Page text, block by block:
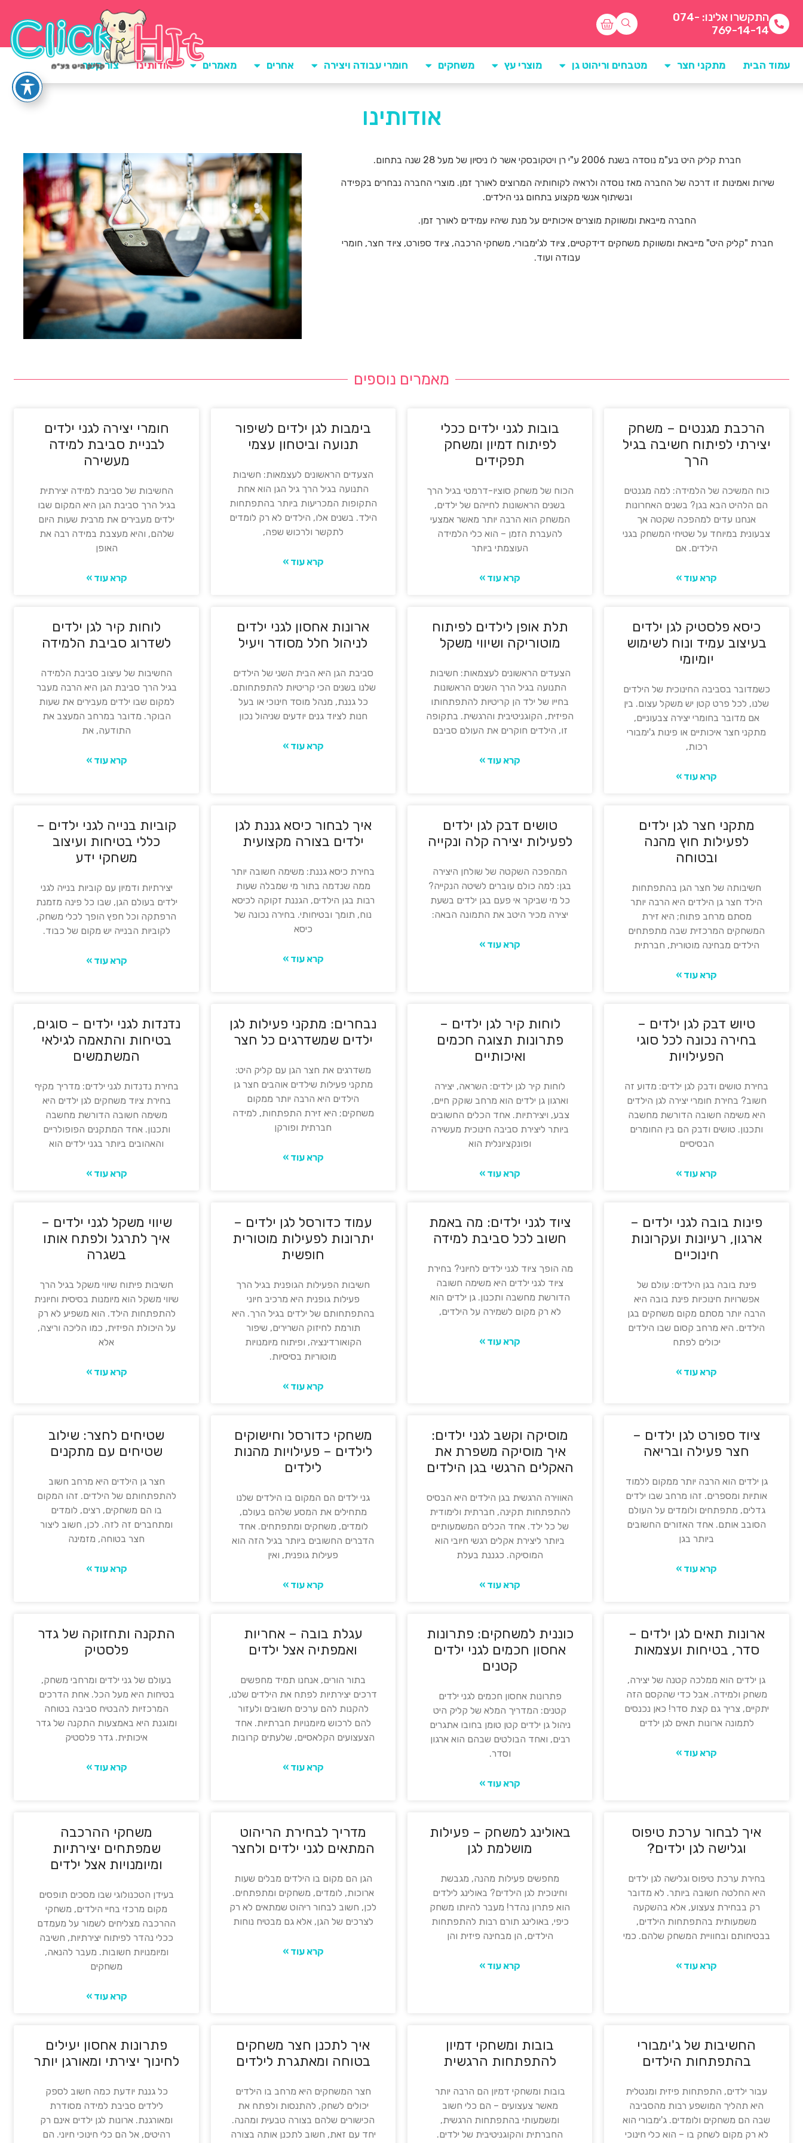
התקשרו אלינו: 074-
769-14-14
עמוד הבית מתקני חצר מטבחים וריהוט גן מוצרי עץ משחקים חומרי עבודה ויצירה אחרים מאמרים אודותינו צור קשר
אודותינו
חברת קליק היט בע"מ נוסדה בשנת 2006 ע"י רן ויטקובסקי אשר לו ניסיון של מעל 28 שנה בתחום.
שירות ואמינות זו דרכה של החברה מאז נוסדה ולראיה לקוחותיה המרוצים לאורך זמן. מוצרי החברה נבחרים בקפידה
ובשיתוף אנשי מקצוע בתחום גני הילדים.
החברה מייבאת ומשווקת מוצרים איכותיים על מנת שיהיו עמידים לאורך זמן.
חברת "קליק היט" מייבאת ומשווקת משחקים דידקטיים, ציוד לג'ימבורי, משחקי הרכבה, ציוד ספורט, ציוד חצר, חומרי
עבודה ועוד.
מאמרים נוספים
הרכבת מגנטים – משחק
יצירתי לפיתוח חשיבה בגיל
הרך
כוח המשיכה של הלמידה: למה מגנטים
הם הלהיט הבא בגן? בשנים האחרונות
אנחנו עדים למהפכה שקטה אך
צבעונית במיוחד על שטיחי המשחק בגני
הילדים. אם
קרא עוד »
בובות לגני ילדים ככלי
לפיתוח דמיון ומשחק
תפקידים
הכוח של משחק סוציו-דרמטי בגיל הרך
בשנים הראשונות לחייהם של ילדים,
המשחק הוא הרבה יותר מאשר אמצעי
להעברת הזמן – הוא כלי הלמידה
העוצמתי ביותר
קרא עוד »
בימבות לגן ילדים לשיפור
תנועה וביטחון עצמי
הצעדים הראשונים לעצמאות: חשיבות
התנועה בגיל הרך גיל הגן הוא אחת
התקופות המכריעות ביותר בהתפתחות
הילד. בשנים אלו, הילדים לא רק לומדים
לתקשר ולרכוש שפה,
קרא עוד »
חומרי יצירה לגני ילדים
לבניית סביבת למידה
מעשירה
החשיבות של סביבת למידה יצירתית
בגיל הרך סביבת הגן היא המקום שבו
ילדים מעבירים את מרבית שעות היום
שלהם, והיא מעצבת במידה רבה את
האופן
קרא עוד »
כיסא פלסטיק לגן ילדים
בעיצוב עמיד ונוח לשימוש
יומיומי
כשמדובר בסביבה החינוכית של הילדים
שלנו, לכל פרט קטן יש משקל עצום. בין
אם מדובר בחומרי יצירה צבעוניים,
מתקני חצר איכותיים או פינות ג'ימבורי
רכות,
קרא עוד »
תלת אופן לילדים לפיתוח
מוטוריקה ושיווי משקל
הצעדים הראשונים לעצמאות: חשיבות
התנועה בגיל הרך השנים הראשונות
בחייו של ילד הן קריטיות להתפתחותו
הפיזית, הקוגניטיבית והרגשית. בתקופה
זו, הילדים חוקרים את העולם סביבם
קרא עוד »
ארונות אחסון לגני ילדים
לניהול חלל מסודר ויעיל
סביבת הגן היא הבית השני של הילדים
שלנו בשנים הכי קריטיות להתפתחותם.
כל גננת, מנהל מוסד חינוכי או בעל
חנות לציוד גנים יודעים שניהול נכון
קרא עוד »
לוחות קיר לגן ילדים
לשדרוג סביבת הלמידה
החשיבות של עיצוב סביבת הלמידה
בגיל הרך סביבת הגן היא הרבה מעבר
למקום שבו ילדים מעבירים את שעות
הבוקר. מדובר במרחב המעצב את
התודעה, את
קרא עוד »
מתקני חצר לגן ילדים
לפעילות חוץ מהנה
ובטוחה
חשיבותה של חצר הגן בהתפתחות
הילד חצר גן הילדים היא הרבה יותר
מסתם מרחב פתוח; היא זירת
המשחקים המרכזית שבה מתפתחים
הילדים מבחינה מוטורית, חברתית
קרא עוד »
טושים דבק לגן ילדים
לפעילות יצירה קלה ונקייה
המהפכה השקטה של שולחן היצירה
בגן: למה כולם עוברים לשיטה הנקייה?
כל מי שביקר אי פעם בגן ילדים בשעת
יצירה מכיר היטב את התמונה הבאה:
קרא עוד »
איך לבחור כיסא גננת לגן
ילדים בצורה מקצועית
בחירת כיסא גננת: משימה חשובה יותר
ממה שנדמה בתור מי שמבלה שעות
רבות בגן הילדים, הגננת זקוקה לכיסא
נוח, תומך ובטיחותי. בחירה נכונה של
כיסא
קרא עוד »
קוביות בנייה לגני ילדים –
כללי בטיחות ועיצוב
משחקי ידע
יצירתיות ודמיון עם קוביות בנייה לגני
ילדים בעולם הגן, שבו כל פינה מזמנת
הרפתקה וכל חפץ הופך לכלי משחק,
לקוביות הבנייה יש מקום של כבוד.
קרא עוד »
טיוש דבק לגן ילדים –
בחירה נכונה לכל סוגי
הפעילויות
בחירת טושים ודבק לגן ילדים: מדוע זה
חשוב? בחירת חומרי יצירה לגן הילדים
היא משימה חשובה הדורשת מחשבה
ותכנון. טושים ודבק הם בין החומרים
הבסיסיים
קרא עוד »
לוחות קיר לגן ילדים –
פתרונות תצוגה חכמים
ואיכותיים
לוחות קיר לגן ילדים: השראה, יצירה
וארגון גן ילדים הוא מרחב שוקק חיים,
צבע, ויצירתיות. אחד הכלים החשובים
ביותר ליצירת סביבה חינוכית מעשירה
ופונקציונלית הוא
קרא עוד »
נבחרים: מתקני פעילות לגן
ילדים שמשדרגים כל חצר
משדרגים את חצר הגן עם קליק היט:
מתקני פעילות שילדים אוהבים חצר גן
הילדים היא הרבה יותר ממקום
משחקים; היא זירת התפתחות, למידה
חברתית ופורקן
קרא עוד »
נדנדות לגני ילדים – סוגים,
בטיחות והתאמה לגילאי
המשתמשים
בחירת נדנדות לגני ילדים: מדריך מקיף
בחירת ציוד משחקים לגן ילדים היא
משימה חשובה הדורשת מחשבה
ותכנון. אחד המתקנים הפופולריים
והאהובים ביותר בגני ילדים הוא
קרא עוד »
פינות בובה לגני ילדים –
ארגון, רעיונות ועקרונות
חינוכיים
פינת בובה בגן הילדים: עולם של
אפשרויות חינוכיות פינת בובה היא
הרבה יותר מסתם מקום משחקים בגן
הילדים. היא מרחב קסום שבו הילדים
יכולים לפתח
קרא עוד »
ציוד לגני ילדים: מה באמת
חשוב לכל סביבת למידה
מה הופך ציוד לגני ילדים לחיוני? בחירת
ציוד לגני ילדים היא משימה חשובה
הדורשת מחשבה ותכנון. גן ילדים הוא
לא רק מקום לשמירה על הילדים,
קרא עוד »
עמוד כדורסל לגן ילדים –
יתרונות לפעילות מוטורית
חופשית
חשיבות הפעילות הגופנית בגיל הרך
פעילות גופנית היא מרכיב חיוני
בהתפתחותם של ילדים בגיל הרך. היא
תורמת לחיזוק השרירים, שיפור
הקואורדינציה, ופיתוח מיומנויות
מוטוריות בסיסיות.
קרא עוד »
שיווי משקל לגני ילדים –
איך לתרגל ולפתח אותו
בשגרה
חשיבות פיתוח שיווי משקל בגיל הרך
שיווי משקל הוא מיומנות בסיסית וחיונית
להתפתחות הילד. הוא משפיע לא רק
על היכולת הפיזית, כמו הליכה וריצה,
אלא
קרא עוד »
ציוד ספורט לגן ילדים –
חצר פעילה ובריאה
גן ילדים הוא הרבה יותר ממקום ללמוד
אותיות ומספרים. זהו מרחב שבו ילדים
גדלים, מתפתחים ולומדים על העולם
הסובב אותם. אחד האזורים החשובים
ביותר בגן
קרא עוד »
מוסיקה וקשב לגני ילדים:
איך מוסיקה משפרת את
האקלים הרגשי בגן הילדים
האווירה הרגשית בגן הילדים היא הבסיס
להתפתחות תקינה, חברתית ולימודית
של כל ילד. אחד הכלים המשמעותיים
ביותר ליצירת אקלים רגשי חיובי הוא
המוסיקה. כגננת בעלת
קרא עוד »
משחקי כדורסל וחישוקים
לילדים – פעילויות מהנות
לילדים
גני ילדים הם המקום בו הילדים שלנו
מתחילים את המסע שלהם בעולם,
לומדים, משחקים ומתפתחים. אחד
הדברים החשובים ביותר בגיל הזה הוא
פעילות גופנית, ואין
קרא עוד »
שטיחים לחצר: שילוב
שטיחים עם מתקנים
חצר גן הילדים היא מרחב חשוב
להתפתחותם של הילדים. זהו המקום
בו הם משחקים, רצים, לומדים
ומתחברים זה לזה. לכן, חשוב ליצור
חצר בטוחה, מזמינה
קרא עוד »
ארונות תאים לגן ילדים –
סדר, בטיחות ועצמאות
גן ילדים הוא ממלכה קטנה של יצירה,
משחק ולמידה. אבל כדי שהקסם הזה
יתקיים, צריך גם קצת סדר! כאן נכנסים
לתמונה ארונות תאים לגן ילדים
קרא עוד »
כוננית למשחקים: פתרונות
אחסון חכמים לגני ילדים
קטנים
פתרונות אחסון חכמים לגני ילדים
קטנים: המדריך המלא של קליק היט
ניהול גן ילדים קטן טומן בחובו אתגרים
רבים, ואחד הבולטים שבהם הוא ארגון
וסדר.
קרא עוד »
עגלת בובה – אחריות
ואמפתיה אצל ילדים
בתור הורים, אנחנו תמיד מחפשים
דרכים יצירתיות לפתח את הילדים שלנו,
להקנות להם ערכים חשובים ולעזור
להם לרכוש מיומנויות חברתיות. אחד
הצעצועים הקלאסיים, שלעתים קרובות
קרא עוד »
התקנה ותחזוקה של גדר
פלסטיק
בעולם של גני ילדים ומרחבי משחק,
בטיחות היא מעל הכל. אחת הדרכים
המרכזיות להבטיח סביבה בטוחה
ומוגנת היא באמצעות התקנה של גדר
איכותית. גדר פלסטיק
קרא עוד »
איך לבחור ערכת טיפוס
וגלישה לגן ילדים?
בחירת ערכת טיפוס וגלישה לגן ילדים
היא החלטה חשובה ביותר. לא מדובר
רק בבחירת צעצוע, אלא בהשקעה
משמעותית בהתפתחות הילדים,
בבטיחותם ובחוויית המשחק שלהם. כמי
קרא עוד »
באולינג למשחק – פעילות
מושלמת לגן
מחפשים פעילות מהנה, מגבשת
וחינוכית לגן הילדים? באולינג לילדים
הוא פתרון נהדר! מעבר להיותו משחק
כיפי, באולינג תורם רבות להתפתחות
הילדים, הן מבחינה פיזית והן
קרא עוד »
מדריך לבחירת הריהוט
המתאים לגני ילדים ולחצר
הגן הם מקום בו הילדים מבלים שעות
ארוכות, לומדים, משחקים ומתפתחים.
לכן, חשוב לבחור ריהוט שמתאים לא רק
לצרכים של הגן, אלא גם מבטיח נוחות
קרא עוד »
משחקי ההרכבה
שמפתחים יצירתיות
ומיומנויות אצל ילדים
בעידן הטכנולוגי שבו מסכים תופסים
מקום מרכזי בחיי הילדים, משחקי
ההרכבה מצליחים לשמור על מעמדם
ככלי נהדר לפיתוח יצירתיות, חשיבה
ומיומנויות חשובות. מעבר להנאה,
משחקים
קרא עוד »
החשיבות של ג'ימבורי
בהתפתחות הילדים
עבור ילדים, התפתחות פיזית ומנטלית
היא תהליך המושפע רבות מהסביבה
שבה הם משחקים ולומדים. ג'ימבורי הוא
לא רק מקום לשחק בו – הוא כלי חינוכי
בובות ומשחקי דמיון
להתפתחות הרגשית
בובות ומשחקי דמיון הם הרבה יותר
מאשר צעצועים – הם כלי חשוב
ומשמעותי בהתפתחות הרגשית,
החברתית והקוגניטיבית של ילדים.
איך לתכנן חצר משחקים
בטוחה ומאתגרת לילדים
חצר המשחקים היא מרחב בו הילדים
יכולים לשחק, להתנסות ולפתח את
הכישורים שלהם בצורה טבעית ומהנה.
יחד עם זאת, חשוב לתכנן אותה בצורה
פתרונות אחסון יעילים
לחינוך יצירתי ומאורגן יותר
כל גננת יודעת כמה חשוב לספק
לילדים סביבת למידה מסודרת
ומאורגנת. ארונות לגן ילדים אינם רק
רהיטים, אל הם כלי חינוכי חיוני. הם